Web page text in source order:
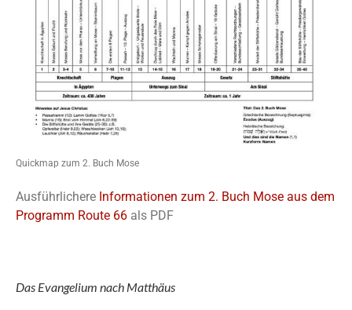
Quickmap zum 2. Buch Mose
Ausführlichere Informationen zum 2. Buch Mose aus dem
Programm Route 66 als PDF
Das Evangelium nach Matthäus